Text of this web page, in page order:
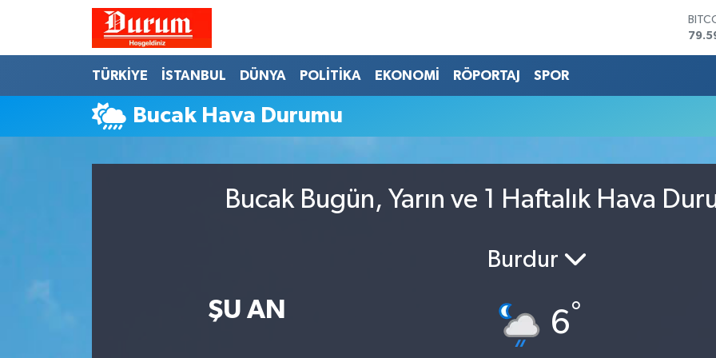
TÜRKİYE İSTANBUL DÜNYA POLİTİKA EKONOMİ RÖPORTAJ SPOR
Bucak Hava Durumu
Bucak Bugün, Yarın ve 1 Haftalık Hava
ŞU AN
Burdur
6°
Hava Durumu